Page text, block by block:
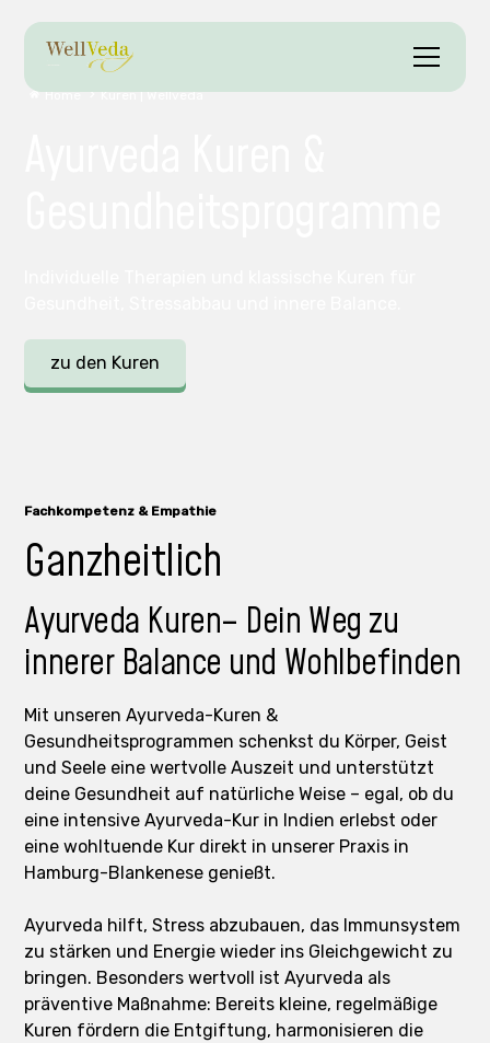
Home Kuren | Wellveda
zu den Kuren
Fachkompetenz & Empathie
Ganzheitlich
Ayurveda Kuren– Dein Weg zu
innerer Balance und Wohlbefinden
Mit unseren Ayurveda-Kuren &
Gesundheitsprogrammen schenkst du Körper, Geist
und Seele eine wertvolle Auszeit und unterstützt
deine Gesundheit auf natürliche Weise – egal, ob du
eine intensive Ayurveda-Kur in Indien erlebst oder
eine wohltuende Kur direkt in unserer Praxis in
Hamburg-Blankenese genießt.
Ayurveda hilft, Stress abzubauen, das Immunsystem
zu stärken und Energie wieder ins Gleichgewicht zu
bringen. Besonders wertvoll ist Ayurveda als
präventive Maßnahme: Bereits kleine, regelmäßige
Kuren fördern die Entgiftung, harmonisieren die